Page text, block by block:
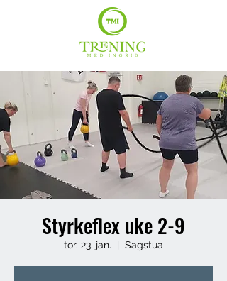
Styrkeflex uke 2-9
tor. 23. jan.
  |
Sagstua